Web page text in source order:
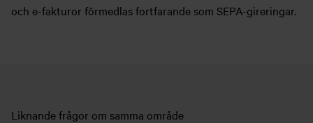
och e-fakturor förmedlas fortfarande som SEPA-gireringar.
Liknande frågor om samma område